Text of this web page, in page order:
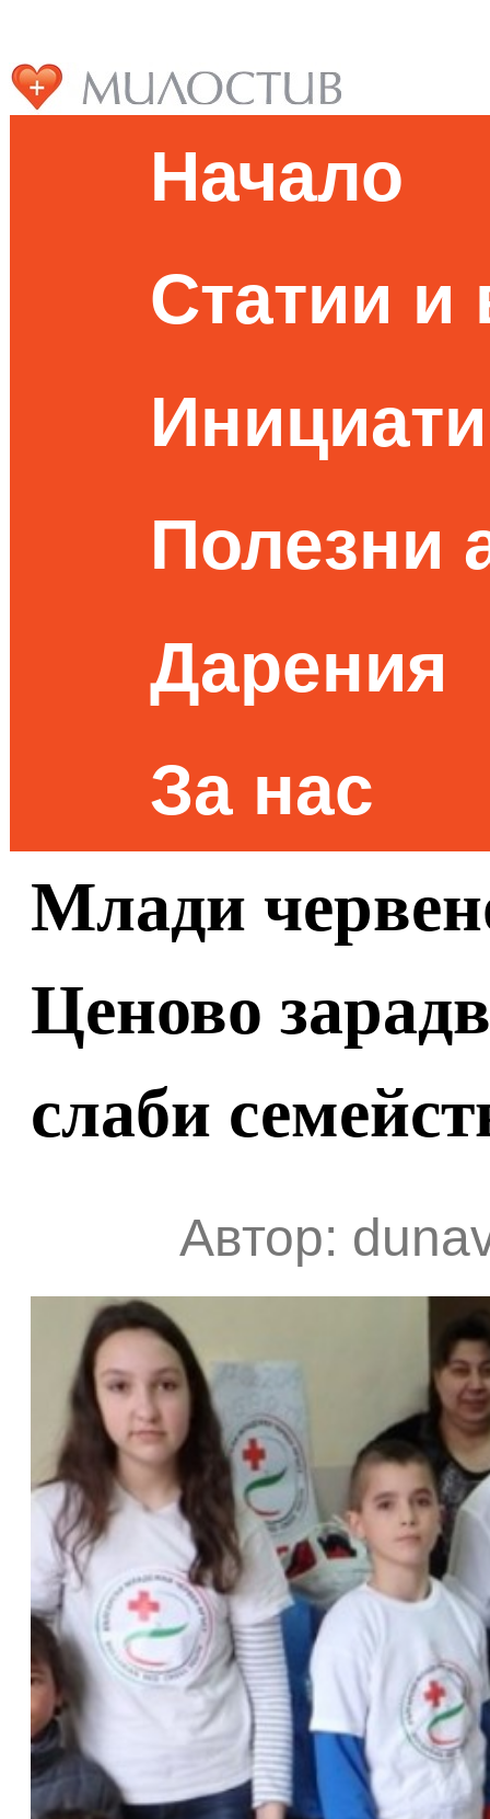
Начало
Статии и
Полезни
Дарения
За нас
Млади
Ценово
слаби
Автор: